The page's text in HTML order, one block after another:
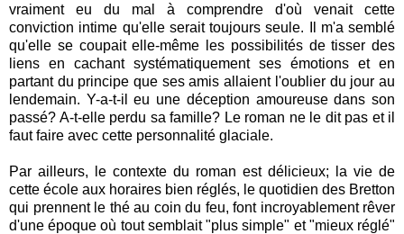
vraiment eu du mal à comprendre d'où venait cette
conviction intime qu'elle serait toujours seule. Il m'a semblé
qu'elle se coupait elle-même les possibilités de tisser des
liens en cachant systématiquement ses émotions et en
partant du principe que ses amis allaient l'oublier du jour au
lendemain. Y-a-t-il eu une déception amoureuse dans son
passé? A-t-elle perdu sa famille? Le roman ne le dit pas et il
faut faire avec cette personnalité glaciale.
Par ailleurs, le contexte du roman est délicieux; la vie de
cette école aux horaires bien réglés, le quotidien des Bretton
qui prennent le thé au coin du feu, font incroyablement rêver
d'une époque où tout semblait "plus simple" et "mieux réglé"